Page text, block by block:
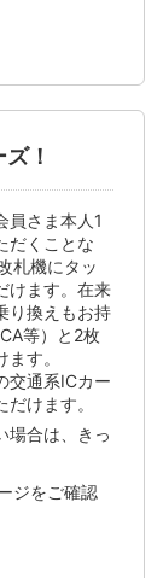
！
員さま本人1
だくことな
札機にタッ
けます。在来
り換えもお持
等）と2枚
す。
交通系ICカー
けます。
場合は、きっ
ジをご確認